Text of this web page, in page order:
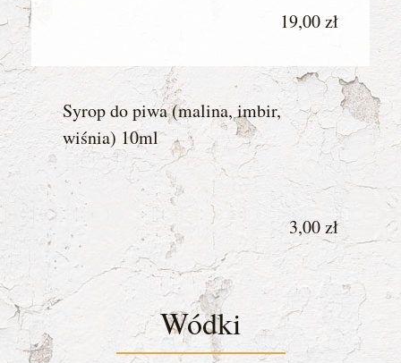
19,00 zł
Syrop do piwa (malina, imbir,
wiśnia) 10ml
3,00 zł
Wódki